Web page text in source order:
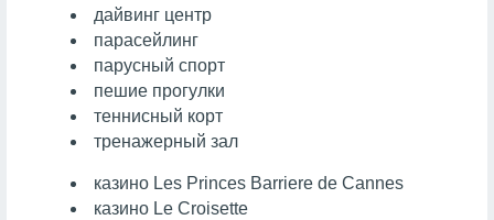
дайвинг центр
парасейлинг
парусный спорт
пешие прогулки
теннисный корт
тренажерный зал
казино Les Princes Barriere de Cannes
казино Le Croisette